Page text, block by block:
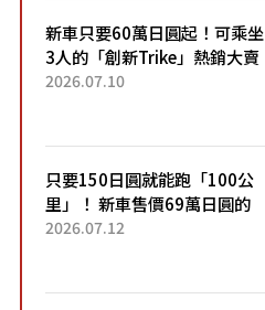
新車只要60萬日圓起！可乘坐
3人的「創新Trike」熱銷大賣
成為人氣車款！「養車成本真
2026.07.10
只要150日圓就能跑「100公
里」！ 新車售價69萬日圓的
「3人座」Trike大受歡迎！ 順
2026.07.12